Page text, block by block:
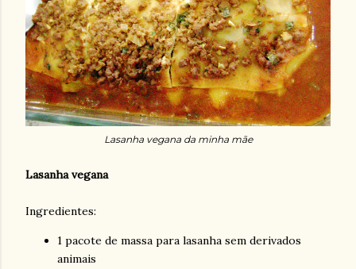
Lasanha vegana da minha mãe
Lasanha vegana
Ingredientes:
1 pacote de massa para lasanha sem derivados
animais